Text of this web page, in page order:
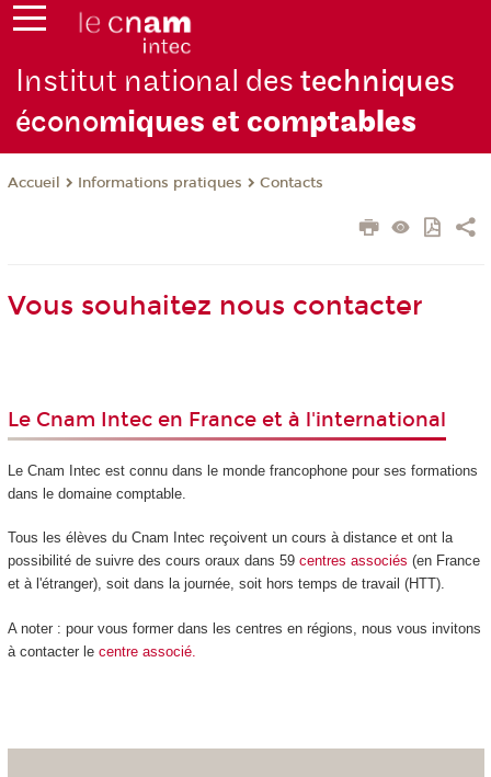
Institut national destechniques
économiques et comptables
Accueil Informations pratiques Contacts
Vous souhaitez nous contacter
Le Cnam Intec en France et à l'international
Le Cnam Intec est connu dans le monde francophone pour ses formations
dans le domaine comptable.
Tous les élèves du Cnam Intec reçoivent un cours à distance et ont la
possibilité de suivre des cours oraux dans 59 centres associés (en France
et à l'étranger), soit dans la journée, soit hors temps de travail (HTT).
A noter : pour vous former dans les centres en régions, nous vous invitons
à contacter le centre associé.